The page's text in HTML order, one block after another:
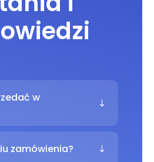
w
zamówienia?